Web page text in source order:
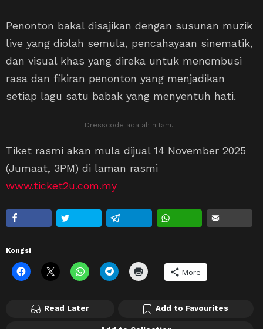
Penonton bakal disajikan dengan susunan muzik
live yang diolah semula, pencahayaan sinematik,
dan visual khas yang direka untuk menembusi
rasa dan fikiran penonton yang menjadikan
setiap lagu satu babak yang menyentuh hati.
Dresscode adalah hitam.
Tiket rasmi akan mula dijual 14 November 2025
(Jumaat, 3PM) di laman rasmi
www.ticket2u.com.my
Kongsi
More
Read Later Add to Favourites